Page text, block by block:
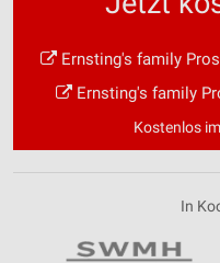
Ernsting's family
Ernsting's family
Kostenlos
In